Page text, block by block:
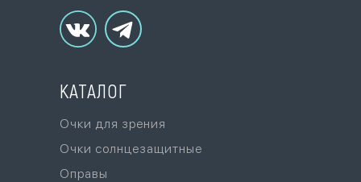
Очки для зрения
Очки солнцезащитные
Оправы
КАТАЛОГ